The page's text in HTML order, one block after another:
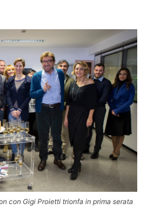
con Gigi Proietti trionfa in prima serata